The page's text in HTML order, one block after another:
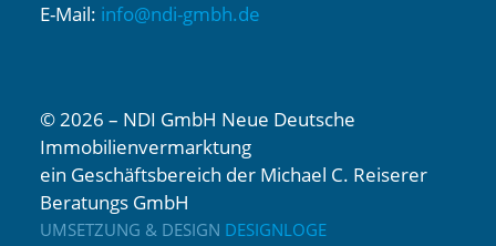
E-Mail: info@ndi-gmbh.de
© 2026 – NDI GmbH Neue Deutsche
Immobilienvermarktung
ein Geschäftsbereich der Michael C. Reiserer
Beratungs GmbH
UMSETZUNG & DESIGN DESIGNLOGE